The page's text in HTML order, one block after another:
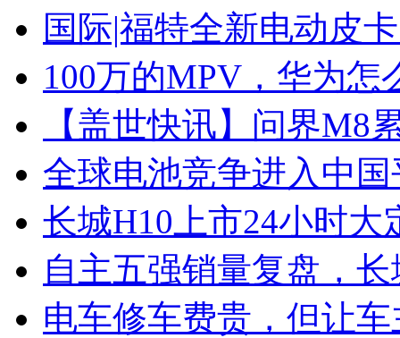
国际|福特全新电动皮
100万的MPV，华为怎
【盖世快讯】问界M8
全球电池竞争进入中
长城H10上市24小时大
自主五强销量复盘，
电车修车费贵，但让